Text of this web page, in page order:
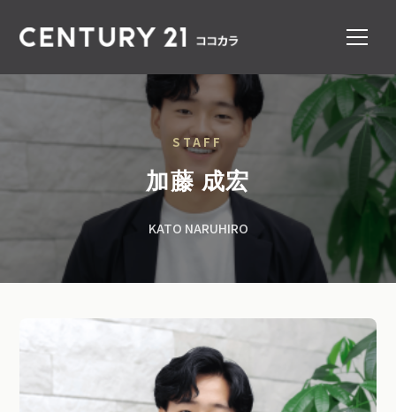
STAFF
加藤 成宏
KATO NARUHIRO